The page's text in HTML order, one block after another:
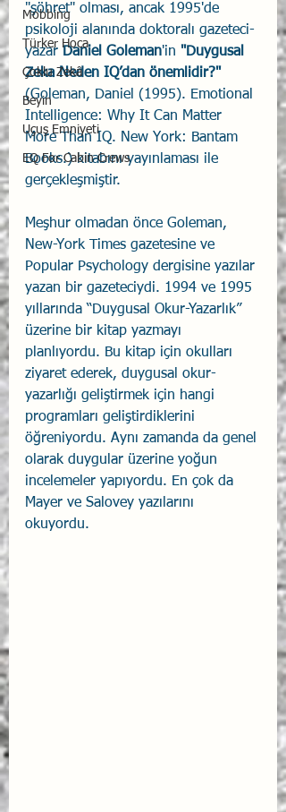
Mobbing
Türker Hoca
Çoklu Zekâ
Beyin
Uçuş Emniyeti
EQ For Cabin Crews
"şöhret" olması, ancak 1995'de
psikoloji alanında doktoralı gazeteci-
yazar Daniel Goleman'in "Duygusal
Zeka Neden IQ’dan önemlidir?"
(Goleman, Daniel (1995). Emotional
Intelligence: Why It Can Matter
More Than IQ. New York: Bantam
Books.) kitabını yayınlaması ile
gerçekleşmiştir.
Meşhur olmadan önce Goleman,
New-York Times gazetesine ve
Popular Psychology dergisine yazılar
yazan bir gazeteciydi. 1994 ve 1995
yıllarında “Duygusal Okur-Yazarlık”
üzerine bir kitap yazmayı
planlıyordu. Bu kitap için okulları
ziyaret ederek, duygusal okur-
yazarlığı geliştirmek için hangi
programları geliştirdiklerini
öğreniyordu. Aynı zamanda da genel
olarak duygular üzerine yoğun
incelemeler yapıyordu. En çok da
Mayer ve Salovey yazılarını
okuyordu.